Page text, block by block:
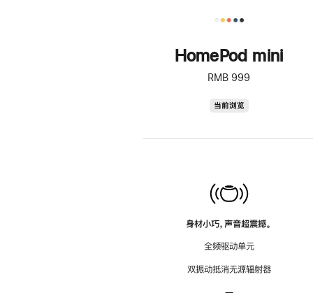
HomePod mini
RMB 999
当前浏览
身材小巧，声音超震撼。
全频驱动单元
双振动抵消无源辐射器
—